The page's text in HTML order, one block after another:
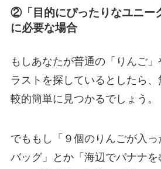
②「目的にぴったりなユニー
に必要な場合
もしあなたが普通の「りんご
ラストを探しているとしたら
較的簡単に見つかるでしょう。
でももし「９個のりんごが入
バッグ」とか「海辺でバナナ